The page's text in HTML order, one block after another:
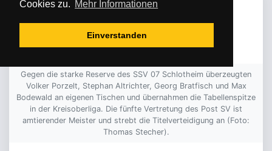
Cookies zu. Mehr Informationen
Einverstanden
ALS TRUMPF
Gegen die starke Reserve des SSV 07 Schlotheim überzeugten
Volker Porzelt, Stephan Altrichter, Georg Bratfisch und Max
Bodewald an eigenen Tischen und übernahmen die Tabellenspitze
in der Kreisoberliga. Die fünfte Vertretung des Post SV ist
amtierender Meister und strebt die Titelverteidigung an (Foto:
Thomas Stecher).